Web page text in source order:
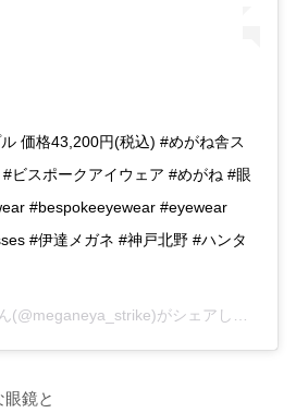
価格43,200円(税込) #めがね舎ス
#ビスポークアイウェア #めがね #眼
#bespokeeyewear #eyewear
#伊達メガネ #神戸北野 #ハンタ
(@meganeya_strike)がシェアした投稿 –
鏡と